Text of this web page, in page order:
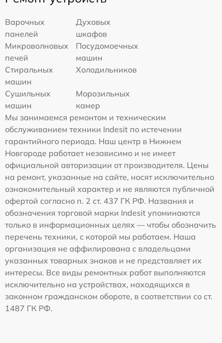
Варочных
панелей
Духовых
шкафов
Микроволновых
печей
Посудомоечных
машин
Стиральных
машин
Холодильников
Сушильных
машин
Морозильных
камер
Мы занимаемся ремонтом и техническим
обслуживанием техники Indesit по истечении
гарантийного периода. Наш центр в Нижнем
Новгороде работает независимо и не имеет
официальной авторизации от производителя. Цены
на ремонт, указанные на сайте, носят исключительно
ознакомительный характер и не являются публичной
офертой согласно п. 2 ст. 437 ГК РФ. Названия и
обозначения торговой марки Indesit упоминаются
только в информационных целях — чтобы обозначить
перечень техники, с которой мы работаем. Наша
организация не аффилирована с владельцами
указанных товарных знаков и не представляет их
интересы. Все виды ремонтных работ выполняются
исключительно на устройствах, находящихся в
законном гражданском обороте, в соответствии со ст.
1487 ГК РФ.